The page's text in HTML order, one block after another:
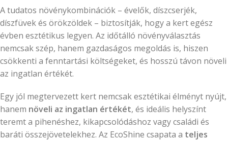
A tudatos növénykombinációk – évelők, díszcserjék,
díszfüvek és örökzöldek – biztosítják, hogy a kert egész
évben esztétikus legyen. Az időtálló növényválasztás
nemcsak szép, hanem gazdaságos megoldás is, hiszen
csökkenti a fenntartási költségeket, és hosszú távon növeli
az ingatlan értékét.
Egy jól megtervezett kert nemcsak esztétikai élményt nyújt,
hanem növeli az ingatlan értékét, és ideális helyszínt
teremt a pihenéshez, kikapcsolódáshoz vagy családi és
baráti összejövetelekhez. Az EcoShine csapata a teljes